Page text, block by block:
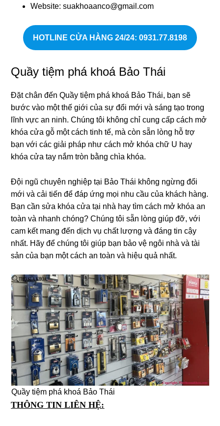
Website: suakhoaanco@gmail.com
HOTLINE CỬA HÀNG 24/24: 0931.77.8198
Quầy tiệm phá khoá Bảo Thái
Đặt chân đến Quầy tiệm phá khoá Bảo Thái, bạn sẽ
bước vào một thế giới của sự đổi mới và sáng tạo trong
lĩnh vực an ninh. Chúng tôi không chỉ cung cấp cách mở
khóa cửa gỗ một cách tinh tế, mà còn sẵn lòng hỗ trợ
bạn với các giải pháp như cách mở khóa chữ U hay
khóa cửa tay nắm tròn bằng chìa khóa.
Đội ngũ chuyên nghiệp tại Bảo Thái không ngừng đổi
mới và cải tiến để đáp ứng mọi nhu cầu của khách hàng.
Bạn cần sửa khóa cửa tại nhà hay tìm cách mở khóa an
toàn và nhanh chóng? Chúng tôi sẵn lòng giúp đỡ, với
cam kết mang đến dịch vụ chất lượng và đáng tin cậy
nhất. Hãy để chúng tôi giúp bạn bảo vệ ngôi nhà và tài
sản của bạn một cách an toàn và hiệu quả nhất.
Quầy tiệm phá khoá Bảo Thái
THÔNG TIN LIÊN HỆ: